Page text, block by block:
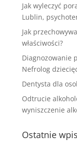
Jak wyleczyć
Lublin,
Jak
właściwości?
Diagnozowanie
Nefrolog
Dentysta dla
Odtrucie
wyniszczenie
Ostatnie